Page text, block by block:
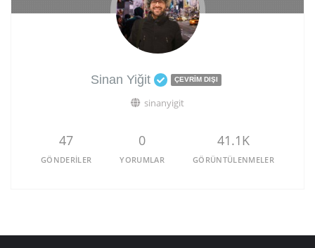
Sinan Yiğit ÇEVRIM DIŞI
sinanyigit
47
GÖNDERILER
0
YORUMLAR
41.1K
GÖRÜNTÜLENMELER